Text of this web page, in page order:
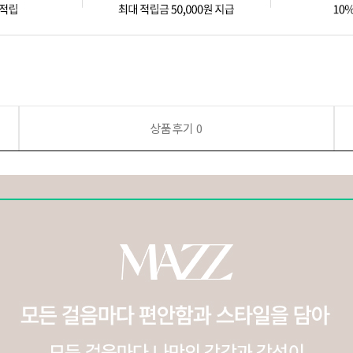
상품후기0